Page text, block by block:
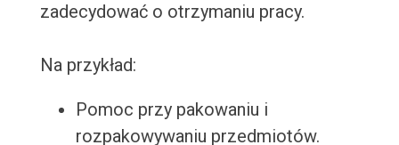
zadecydować o otrzymaniu pracy.
Na przykład:
Pomoc przy pakowaniu i
rozpakowywaniu przedmiotów.